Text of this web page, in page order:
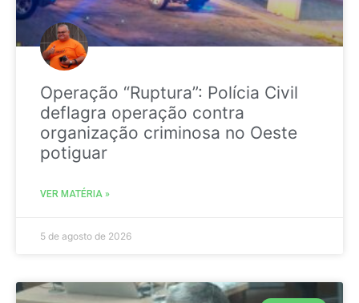
Operação “Ruptura”: Polícia Civil
deflagra operação contra
organização criminosa no Oeste
potiguar
VER MATÉRIA »
5 de agosto de 2026